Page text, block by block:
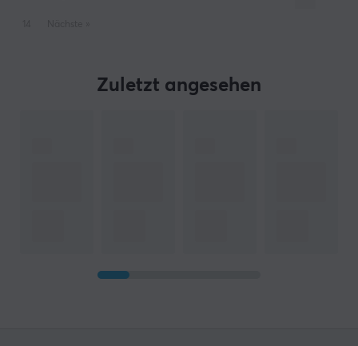
Zuletzt angesehen